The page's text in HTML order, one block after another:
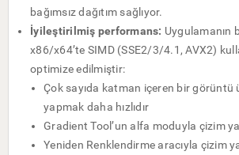
bağımsız dağıtım sağlıyor.
İyileştirilmiş performans: Uygulamanın
x86/x64’te SIMD (SSE2/3/4.1, AVX2)
optimize edilmiştir:
Çok sayıda katman içeren bir görüntü
yapmak daha hızlıdır
Gradient Tool’un alfa moduyla çizim
Yeniden Renklendirme aracıyla çizim